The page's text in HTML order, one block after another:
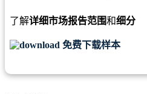
了解详细市场报告范围和细分
免费下载样本